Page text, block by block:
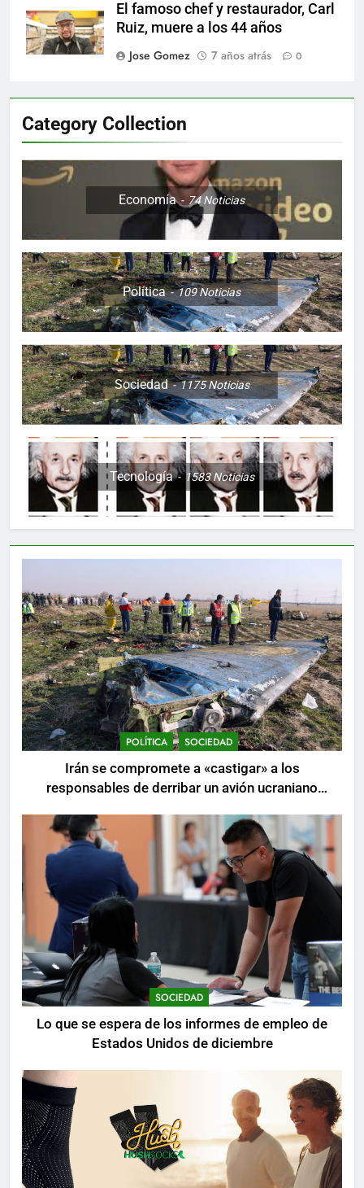
El famoso chef y restaurador, Carl
Ruiz, muere a los 44 años
Jose Gomez
7 años atrás 0
Category Collection
Economía 74Noticias
Política 109Noticias
Sociedad 1175Noticias
Tecnología 1583Noticias
POLÍTICA SOCIEDAD
Irán se compromete a «castigar» a los
responsables de derribar un avión ucraniano
SOCIEDAD
Lo que se espera de los informes de empleo de
Estados Unidos de diciembre